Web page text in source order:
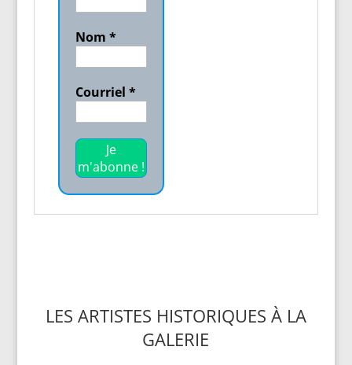
Nom *
Courriel *
LES ARTISTES HISTORIQUES À LA
GALERIE